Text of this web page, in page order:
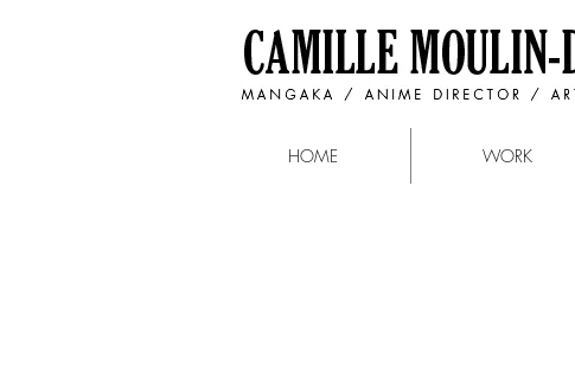
HOME WORK